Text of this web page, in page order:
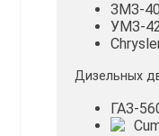
ЗМЗ-
УМЗ-
Дизельных
ГАЗ-